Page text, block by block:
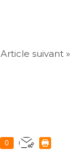
Article suivant »
0